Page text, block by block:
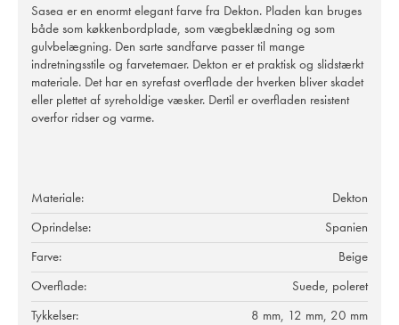
Sasea er en enormt elegant farve fra Dekton. Pladen kan bruges
både som køkkenbordplade, som vægbeklædning og som
gulvbelægning. Den sarte sandfarve passer til mange
indretningsstile og farvetemaer. Dekton er et praktisk og slidstærkt
materiale. Det har en syrefast overflade der hverken bliver skadet
eller plettet af syreholdige væsker. Dertil er overfladen resistent
overfor ridser og varme.
Materiale:
Dekton
Oprindelse:
Spanien
Farve:
Beige
Overflade:
Suede, poleret
Tykkelser:
8 mm, 12 mm, 20 mm